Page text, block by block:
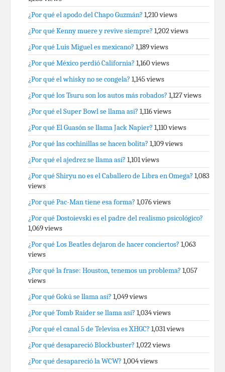
¿Por qué el apodo del Chapo Guzmán? 1,210 views
¿Por qué Kenny muere y revive siempre? 1,202 views
¿Por qué Luis Miguel es mexicano? 1,189 views
¿Por qué México perdió California? 1,160 views
¿Por qué el whisky no se congela? 1,145 views
¿Por qué los Tsuru son los autos más robados? 1,127 views
¿Por qué el Super Bowl se llama así? 1,116 views
¿Por qué El Guasón se llama Jack Napier? 1,110 views
¿Por qué las cochinillas se hacen bolita? 1,109 views
¿Por qué el ajedrez se llama así? 1,101 views
¿Por qué Shiryu no es el Caballero de Libra en Omega? 1,083
views
¿Por qué Pac-Man tiene esa forma? 1,076 views
¿Por qué Dostoievski es el padre del realismo psicológico?
1,069 views
¿Por qué Los Beatles dejaron de hacer conciertos? 1,063
views
¿Por qué la frase: Houston, tenemos un problema? 1,057
views
¿Por qué Gokú se llama así? 1,049 views
¿Por qué Tomb Raider se llama así? 1,034 views
¿Por qué el canal 5 de Televisa es XHGC? 1,031 views
¿Por qué desapareció Blockbuster? 1,022 views
¿Por qué desapareció la WCW? 1,004 views